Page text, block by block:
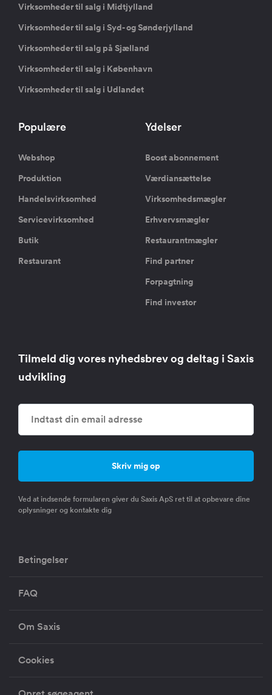
Virksomheder til salg i Midtjylland
Virksomheder til salg i Syd- og Sønderjylland
Virksomheder til salg på Sjælland
Virksomheder til salg i København
Virksomheder til salg i Udlandet
Populære
Webshop
Produktion
Handelsvirksomhed
Servicevirksomhed
Butik
Restaurant
Ydelser
Boost abonnement
Værdiansættelse
Virksomhedsmægler
Erhvervsmægler
Restaurantmægler
Find partner
Forpagtning
Find investor
Tilmeld dig vores nyhedsbrev og deltag i Saxis
udvikling
Ved at indsende formularen giver du Saxis ApS ret til at opbevare dine
oplysninger og kontakte dig
Betingelser
FAQ
Om Saxis
Cookies